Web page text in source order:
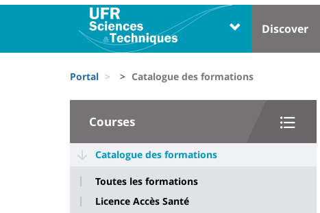
Université
Block
liste
des
composantes
Menu
principal
Discover
d'Ariane
Portal Catalogue des formations
University
Sidebar
Courses
Catalogue des formations
Toutes les formations
Licence Accès Santé